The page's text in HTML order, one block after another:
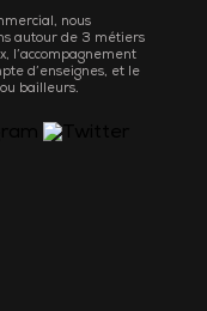
nous
autour de 3 métiers
l’accompagnement
d’enseignes, et le
bailleurs.